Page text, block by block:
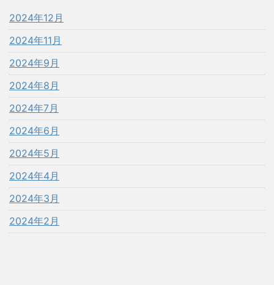
2024年12月
2024年11月
2024年9月
2024年8月
2024年7月
2024年6月
2024年5月
2024年4月
2024年3月
2024年2月